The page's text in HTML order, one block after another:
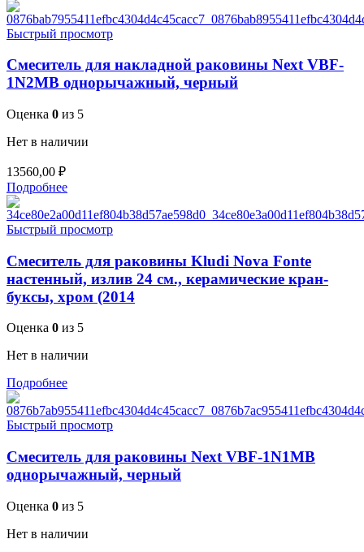
Быстрый просмотр
Смеситель для накладной раковины Next VBF-
1N2MB однорычажный, черный
Оценка 0 из 5
Нет в наличии
13560,00 ₽
Подробнее
Быстрый просмотр
Смеситель для раковины Kludi Nova Fonte
настенный, излив 24 см., керамические кран-
буксы, хром (2014
Оценка 0 из 5
Нет в наличии
Подробнее
Быстрый просмотр
Смеситель для раковины Next VBF-1N1MB
однорычажный, черный
Оценка 0 из 5
Нет в наличии